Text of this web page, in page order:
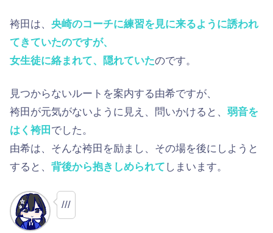
袴田は、 央崎のコーチに練習を見に来るように誘われ
てきていたのですが、
女生徒に絡まれて、隠れていたのです。
見つからないルートを案内する由希ですが、
袴田が元気がないように見え、問いかけると、 弱音を
はく袴田 でした。
由希は、そんな袴田を励まし、その場を後にしようと
すると、 背後から抱きしめられて しまいます。
///